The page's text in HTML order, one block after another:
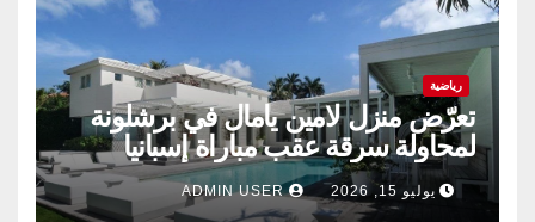
رياضية
تعرّض منزل لامين يامال في برشلونة
لمحاولة سرقة عقب مباراة إسبانيا
وفرنسا .
يوليو 15, 2026 ADMIN USER